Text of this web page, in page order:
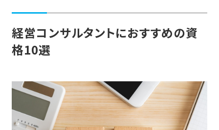
経営コンサルタントにおすすめの資
格10選